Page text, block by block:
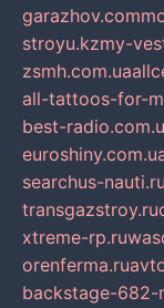
garazhov.com
stroyu.kzmy-
zsmh.com.ua
all-tattoos-for-
best-
searchus-nauti.ru
transgazstroy.ru
xtreme-rp.ru
orenferma.ru
backstage-682-